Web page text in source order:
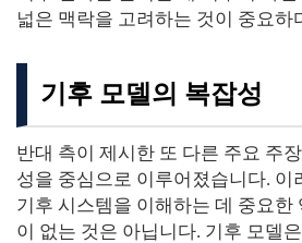
넓은 맥락을 고려하는 것이 중요하
기후 모델의 복잡성
반대 측이 제시한 또 다른 주요 주
성을 중심으로 이루어졌습니다. 이
기후 시스템을 이해하는 데 중요한
이 없는 것은 아닙니다. 기후 모델